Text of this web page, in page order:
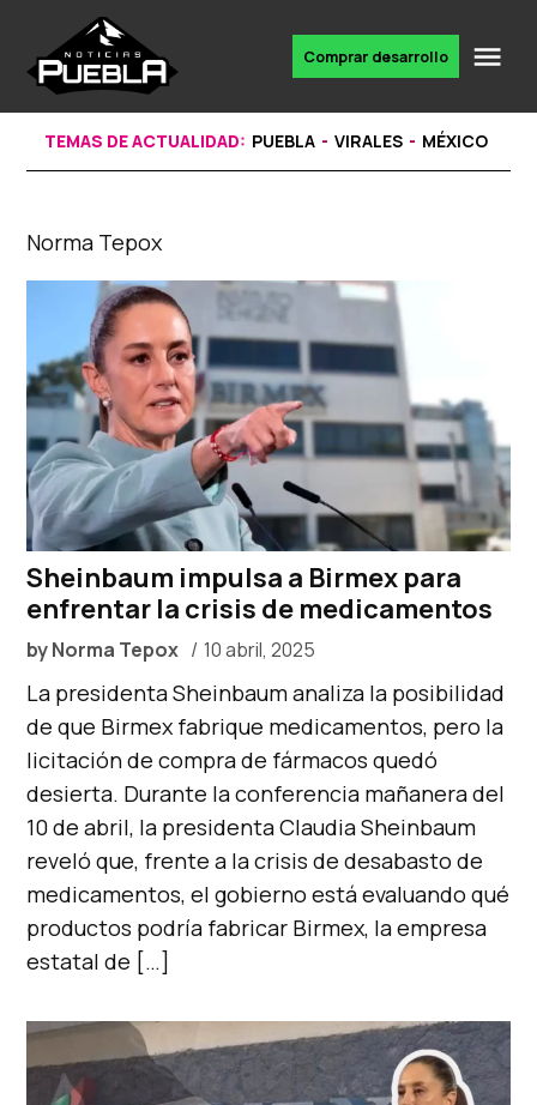
content
noticias
Comprar desarrollo
TEMAS DE ACTUALIDAD: PUEBLA VIRALES MÉXICO
Norma Tepox
Sheinbaum impulsa a Birmex para
enfrentar la crisis de medicamentos
byNorma Tepox 10 abril, 2025
La presidenta Sheinbaum analiza la posibilidad
de que Birmex fabrique medicamentos, pero la
licitación de compra de fármacos quedó
desierta. Durante la conferencia mañanera del
10 de abril, la presidenta Claudia Sheinbaum
reveló que, frente a la crisis de desabasto de
medicamentos, el gobierno está evaluando qué
productos podría fabricar Birmex, la empresa
estatal de […]